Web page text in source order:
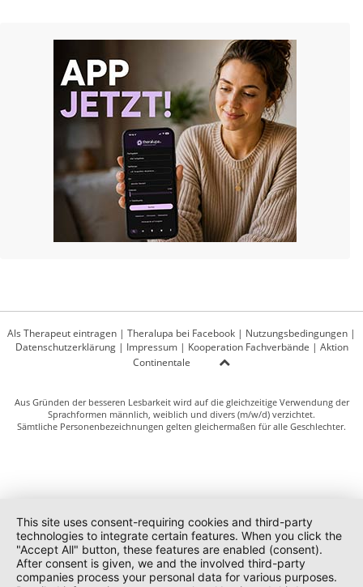
Als Therapeut eintragen | Theralupa bei Facebook | Nutzungsbedingungen |
Datenschutzerklärung| Impressum| Kooperation Fachverbände | Aktion
Continentale
Aus Gründen der besseren Lesbarkeit wird auf die gleichzeitige Verwendung der
Sprachformen männlich, weiblich und divers (m/w/d) verzichtet.
Sämtliche Personenbezeichnungen gelten gleichermaßen für alle Geschlechter.
This site uses consent-requiring cookies and third-party
technologies to integrate certain features. When you click the
"Accept All" button, these features are enabled (consent).
After consent is given, we and the involved third-party
companies process your personal data for various purposes.